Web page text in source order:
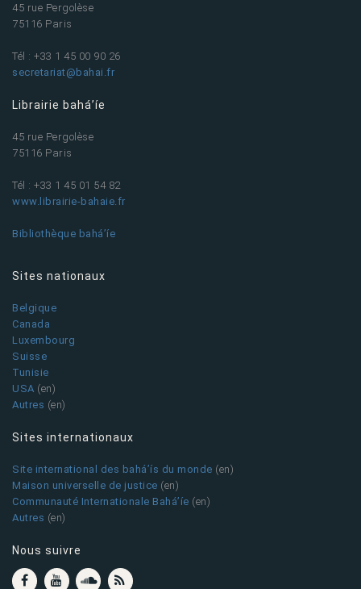
45 rue Pergolèse
75116 Paris
Tél : +33 1 45 00 90 26
secretariat@bahai.fr
Librairie bahá’íe
45 rue Pergolèse
75116 Paris
Tél : +33 1 45 01 54 82
www.librairie-bahaie.fr
Bibliothèque bahá’íe
Sites nationaux
Belgique
Canada
Luxembourg
Suisse
Tunisie
USA (en)
Autres (en)
Sites internationaux
Site international des bahá’ís du monde (en)
Maison universelle de justice (en)
Communauté Internationale Bahá’íe (en)
Autres (en)
Nous suivre